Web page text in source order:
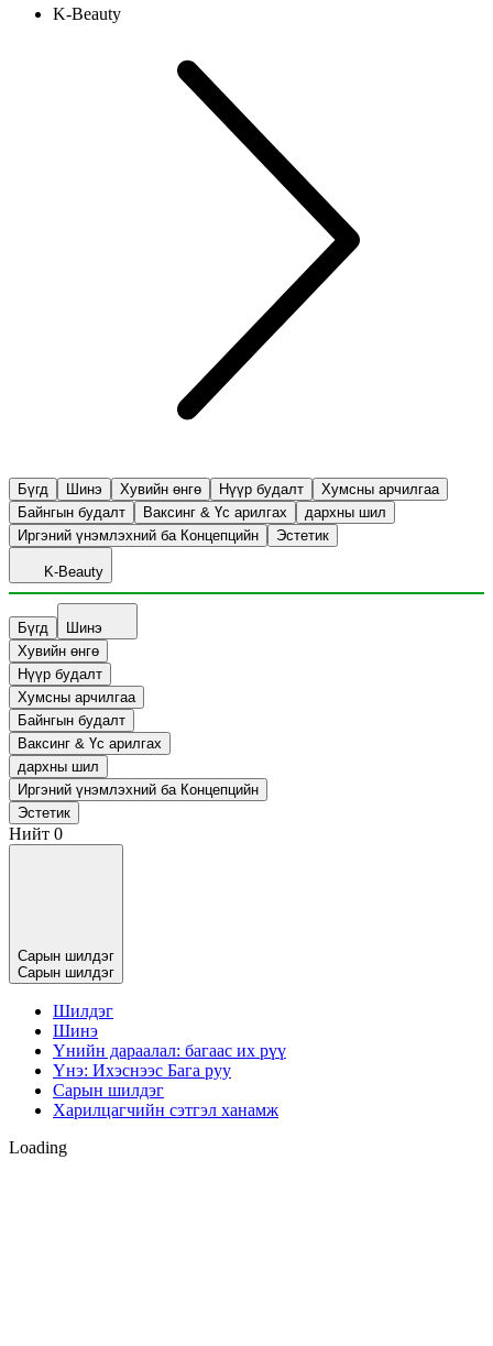
K-Beauty
Бүгд Шинэ Хувийн өнгө Нүүр будалт
Хумсны арчилгаа
Байнгын будалт
Ваксинг & Үс арилгах
дархны шил
Иргэний үнэмлэхний ба Концепцийн
Эстетик
K-Beauty
Бүгд
Шинэ
Хувийн өнгө
Нүүр будалт
Хумсны арчилгаа
Байнгын будалт
Ваксинг & Үс арилгах
дархны шил
Иргэний үнэмлэхний ба Концепцийн
Эстетик
Нийт 0
Сарын шилдэг
Сарын шилдэг
Шилдэг
Шинэ
Үнийн дараалал: багаас их рүү
Үнэ: Ихэснээс Бага руу
Сарын шилдэг
Харилцагчийн сэтгэл ханамж
Loading